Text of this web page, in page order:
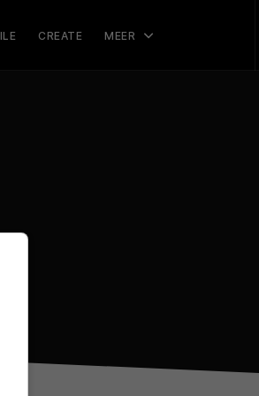
CREATE MEER